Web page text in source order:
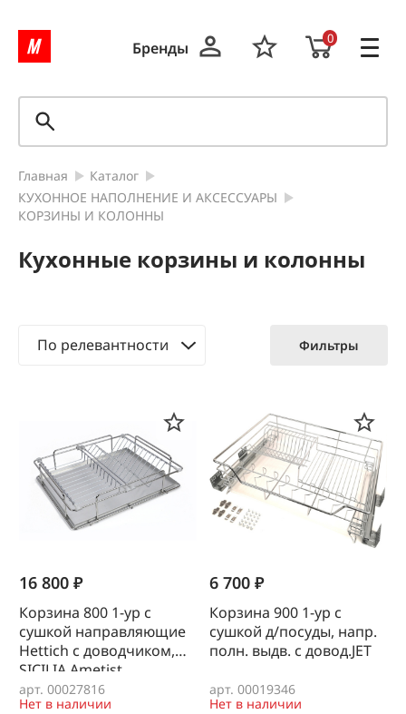
Бренды
0
Главная
Каталог
КУХОННОЕ НАПОЛНЕНИЕ И АКСЕССУАРЫ
КОРЗИНЫ И КОЛОННЫ
Кухонные корзины и колонны
По релевантности Фильтры
16 800 ₽
Корзина 800 1-ур с
сушкой направляющие
Hettich с доводчиком,
SICILIA Ametist
арт. 00027816
Нет в наличии
6 700 ₽
Корзина 900 1-ур с
сушкой д/посуды, напр.
полн. выдв. с довод.JET
арт. 00019346
Нет в наличии